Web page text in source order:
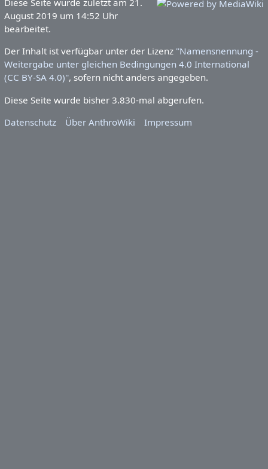
Diese Seite wurde zuletzt am 21.
August 2019 um 14:52 Uhr
bearbeitet.
Der Inhalt ist verfügbar unter der Lizenz ''Namensnennung -
Weitergabe unter gleichen Bedingungen 4.0 International
(CC BY-SA 4.0)'', sofern nicht anders angegeben.
Diese Seite wurde bisher 3.830-mal abgerufen.
Datenschutz
Über AnthroWiki Impressum